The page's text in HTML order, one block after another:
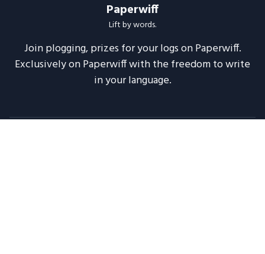
Paperwiff
Lift by words.
Join plogging, prizes for your logs on Paperwiff.
Exclusively on Paperwiff with the freedom to write
in your language.